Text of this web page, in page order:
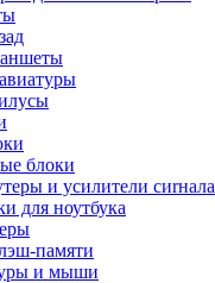
блоки
и усилители сиrнала
для ноутбука
памяти
и мыши